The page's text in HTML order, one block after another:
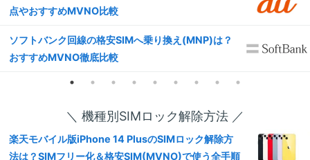
点やおすすめMVNO比較
ソフトバンク回線の格安SIMへ乗り換え(MNP)は？
おすすめMVNO徹底比較
＼ 機種別SIMロック解除方法 ／
楽天モバイル版iPhone 14 PlusのSIMロック解除方
法は？SIMフリー化＆格安SIM(MVNO)で使う全手順